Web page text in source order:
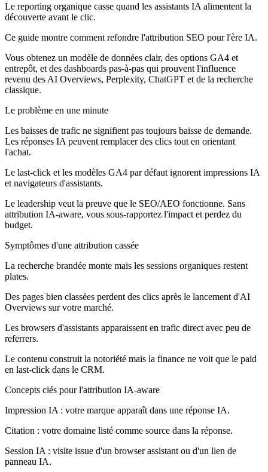
Le reporting organique casse quand les assistants IA alimentent la
découverte avant le clic.
Ce guide montre comment refondre l'attribution SEO pour l'ère IA.
Vous obtenez un modèle de données clair, des options GA4 et
entrepôt, et des dashboards pas-à-pas qui prouvent l'influence
revenu des AI Overviews, Perplexity, ChatGPT et de la recherche
classique.
Le problème en une minute
Les baisses de trafic ne signifient pas toujours baisse de demande.
Les réponses IA peuvent remplacer des clics tout en orientant
l'achat.
Le last-click et les modèles GA4 par défaut ignorent impressions IA
et navigateurs d'assistants.
Le leadership veut la preuve que le SEO/AEO fonctionne. Sans
attribution IA-aware, vous sous-rapportez l'impact et perdez du
budget.
Symptômes d'une attribution cassée
La recherche brandée monte mais les sessions organiques restent
plates.
Des pages bien classées perdent des clics après le lancement d'AI
Overviews sur votre marché.
Les browsers d'assistants apparaissent en trafic direct avec peu de
referrers.
Le contenu construit la notoriété mais la finance ne voit que le paid
en last-click dans le CRM.
Concepts clés pour l'attribution IA-aware
Impression IA : votre marque apparaît dans une réponse IA.
Citation : votre domaine listé comme source dans la réponse.
Session IA : visite issue d'un browser assistant ou d'un lien de
panneau IA.